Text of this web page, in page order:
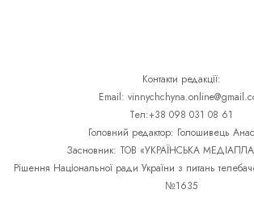
Контакти редакції:
Email:
Тел:+38 098 031 08 61
Головний редактор: Голошивець
Засновник: ТОВ «УКРАЇНСЬКА
Рішення Національної ради України з питань
№1635